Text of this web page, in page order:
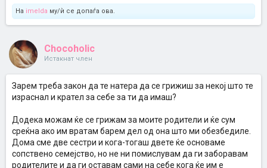
На imelda му/ѝ се допаѓа ова.
Chocoholic
Истакнат член
Зарем треба закон да те натера да се грижиш за некој што те
израснал и крател за себе за ти да имаш?
Додека можам ќе се грижам за моите родители и ќе сум
среќна ако им вратам барем дел од она што ми обезбедиле.
Дома сме две сестри и кога-тогаш двете ќе основаме
сопствено семејство, но не ни помислувам да ги заборавам
родителите и да ги оставам сами на себе кога ќе им е